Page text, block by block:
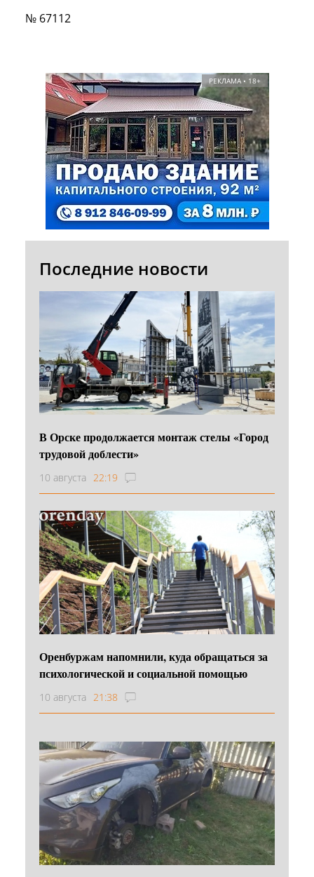
№ 67112
РЕКЛАМА • 18+
Последние новости
В Орске продолжается монтаж стелы «Город
трудовой доблести»
10 августа 22:19
Оренбуржам напомнили, куда обращаться за
психологической и социальной помощью
10 августа 21:38